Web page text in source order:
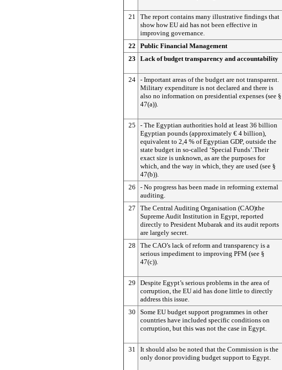
21
The report contains many illustrative findings that
show how EU aid has not been effective in
improving governance.
22
Public Financial Management
23
Lack of budget transparency and accountability
24 - Important areas of the budget are not transparent.
Military expenditure is not declared and there is
also no information on presidential expenses (see §
47(a)).
25
- The Egyptian authorities hold at least 36 billion
Egyptian pounds (approximately € 4 billion),
equivalent to 2,4 % of Egyptian GDP, outside the
state budget in so-called ‘Special Funds’.Their
exact size is unknown, as are the purposes for
which, and the way in which, they are used (see §
47(b)).
26
- No progress has been made in reforming external
auditing.
27
The Central Auditing Organisation (CAO)the
Supreme Audit Institution in Egypt, reported
directly to President Mubarak and its audit reports
are largely secret.
28
The CAO’s lack of reform and transparency is a
serious impediment to improving PFM (see §
47(c)).
29
Despite Egypt’s serious problems in the area of
corruption, the EU aid has done little to directly
address this issue.
30
Some EU budget support programmes in other
countries have included specific conditions on
corruption, but this was not the case in Egypt.
31
It should also be noted that the Commission is the
only donor providing budget support to Egypt.